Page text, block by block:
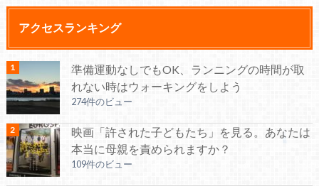
アクセスランキング
準備運動なしでもOK、ランニングの時間が取
れない時はウォーキングをしよう
274件のビュー
映画「許された子どもたち」を見る。あなたは
本当に母親を責められますか？
109件のビュー